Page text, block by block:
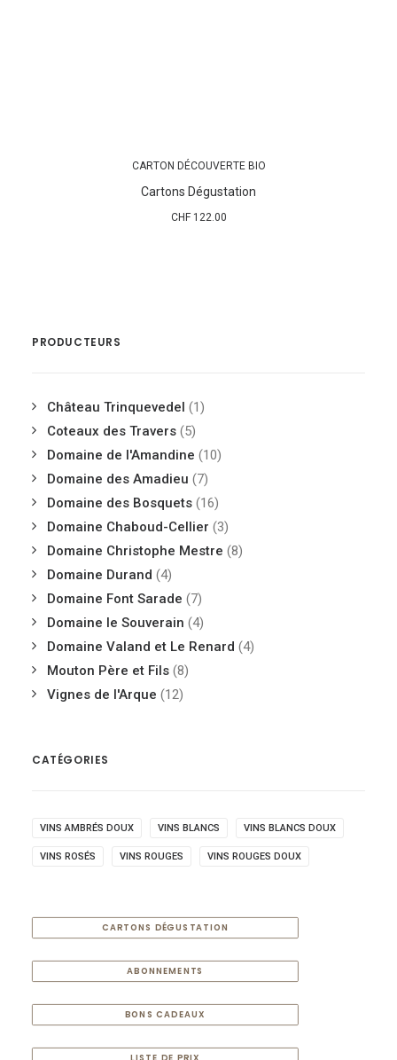
CARTON DÉCOUVERTE BIO
Cartons Dégustation
CHF122.00
PRODUCTEURS
Château Trinquevedel (1)
Coteaux des Travers (5)
Domaine de l'Amandine (10)
Domaine des Amadieu (7)
Domaine des Bosquets (16)
Domaine Chaboud-Cellier (3)
Domaine Christophe Mestre (8)
Domaine Durand (4)
Domaine Font Sarade (7)
Domaine le Souverain (4)
Domaine Valand et Le Renard (4)
Mouton Père et Fils (8)
Vignes de l'Arque (12)
CATÉGORIES
VINS AMBRÉS DOUX VINS BLANCS VINS BLANCS DOUX
VINS ROSÉS VINS ROUGES VINS ROUGES DOUX
CARTONS DÉGUSTATION
ABONNEMENTS
BONS CADEAUX